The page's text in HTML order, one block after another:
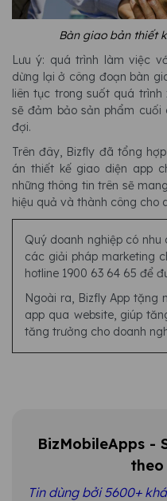
Bàn giao bản thiết
Lưu ý: quá trình làm việc
dừng lại ở công đoạn bàn
liên tục trong suốt quá
sẽ đảm bảo sản phẩm cuối
đợi.
Trên đây, Bizfly đã tổng
án thiết kế giao diện app
những thông tin trên sẽ
hiệu quả và thành công cho
Quý doanh nghiệp có
các giải pháp marketing
hotline 1900 63 64 65 để
Ngoài ra, Bizfly App tặng
app qua website, giúp
tăng trưởng cho doanh
BizMobileApps -
theo
Tin dùng bởi 5600+